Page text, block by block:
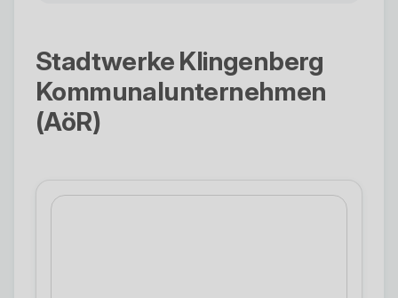
Stadtwerke Klingenberg
Kommunalunternehmen
(AöR)